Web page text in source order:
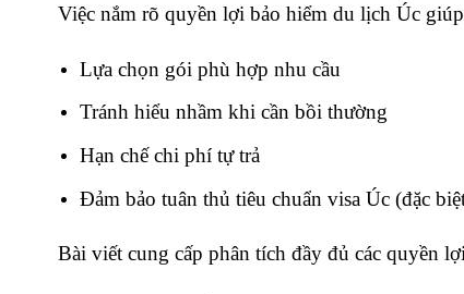
Việc nắm rõ quyền lợi bảo hiểm du lịch Úc
Lựa chọn gói phù hợp nhu cầu
Tránh hiểu nhầm khi cần bồi thường
Hạn chế chi phí tự trả
Đảm bảo tuân thủ tiêu chuẩn visa Úc (đặc
Bài viết cung cấp phân tích đầy đủ các quyền